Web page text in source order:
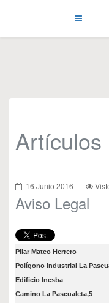
Artículos
16 Junio 2016
Aviso Legal
Pilar Mateo Herrero
Polígono Industrial La
Edificio Inesba
Camino La Pascualeta,5